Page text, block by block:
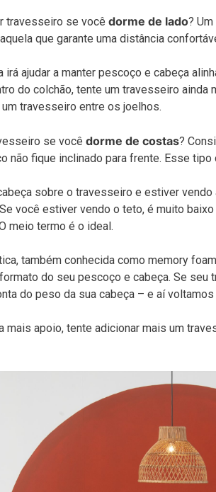
travesseiro se você dorme de lado?
que garante uma distância
irá ajudar a manter pescoço e cabeça
do colchão, tente um travesseiro
travesseiro entre os joelhos.
se você dorme de costas?
não fique inclinado para frente. Esse
sobre o travesseiro e estiver
você estiver vendo o teto, é muito
meio termo é o ideal.
também conhecida como memory
do seu pescoço e cabeça. Se
do peso da sua cabeça – e aí
mais apoio, tente adicionar mais um